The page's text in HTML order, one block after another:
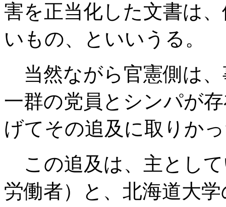
害を正当化した文書は
いもの、といいうる。
当然ながら官憲側は、
一群の党員とシンパが
げてその追及に取りか
この追及は、主とし
労働者）と、北海道大